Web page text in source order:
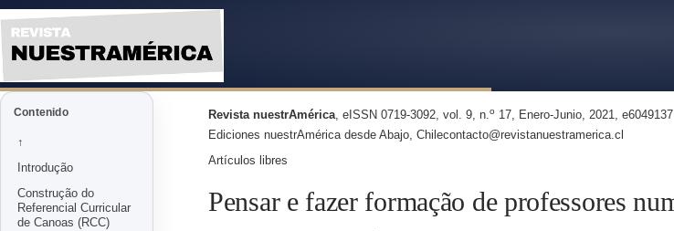
Pensar y hacer formación de profesores en una perspectiva otra
Contenido
↑
Introdução
Construção do
Referencial Curricular
de Canoas (RCC)
Revista nuestrAmérica, eISSN 0719-3092, vol. 9, n.o 17, Enero-Junio, 2021, e6049137
Ediciones nuestrAmérica desde Abajo, Chilecontacto@revistanuestramerica.cl
Artículos libres
Pensar e fazer formação de professores